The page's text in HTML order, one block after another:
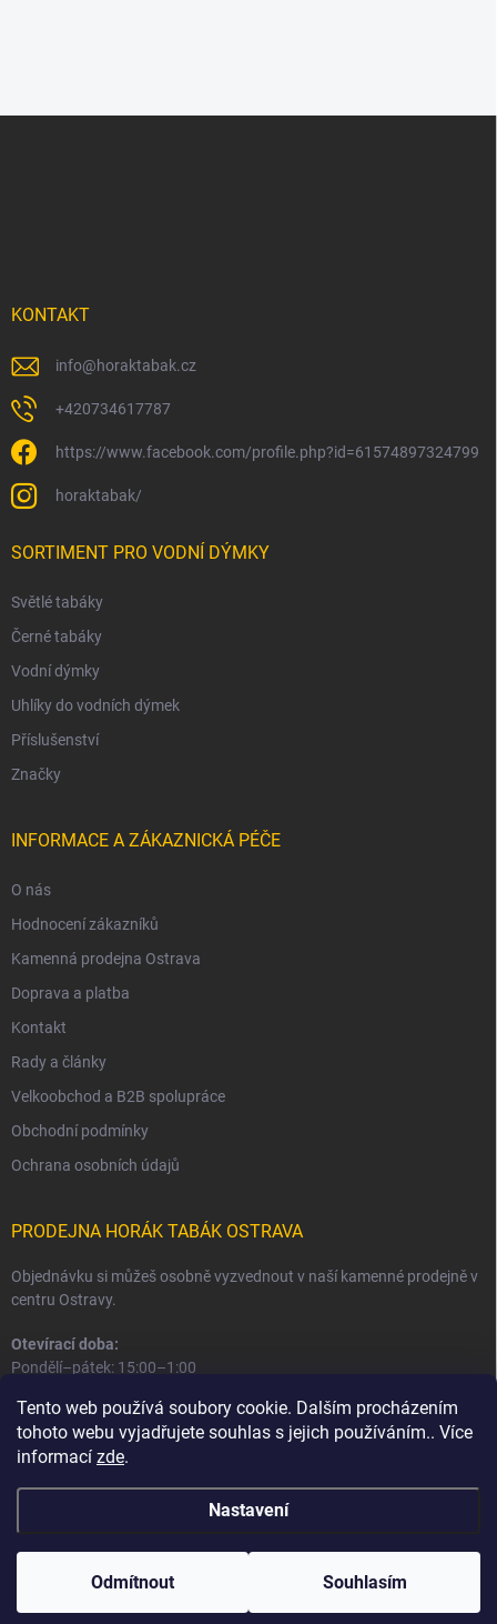
Tento web používá soubory cookie. Dalším procházením
tohoto webu vyjadřujete souhlas s jejich používáním.. Více
informací zde.
Nastavení
Odmítnout Souhlasím
KONTAKT
info@horaktabak.cz
+420734617787
https://www.facebook.com/profile.php?id=61574897324799
horaktabak/
SORTIMENT PRO VODNÍ DÝMKY
Světlé tabáky
Černé tabáky
Vodní dýmky
Uhlíky do vodních dýmek
Příslušenství
Značky
INFORMACE A ZÁKAZNICKÁ PÉČE
O nás
Hodnocení zákazníků
Kamenná prodejna Ostrava
Doprava a platba
Kontakt
Rady a články
Velkoobchod a B2B spolupráce
Obchodní podmínky
Ochrana osobních údajů
PRODEJNA HORÁK TABÁK OSTRAVA
Objednávku si můžeš osobně vyzvednout v naší kamenné prodejně v
centru Ostravy.
Otevírací doba:
Pondělí–pátek: 15:00–1:00
Informace o prodejně a osobním odběru
Copyright 2026Horák Tabák. Všechna práva vyhrazena.